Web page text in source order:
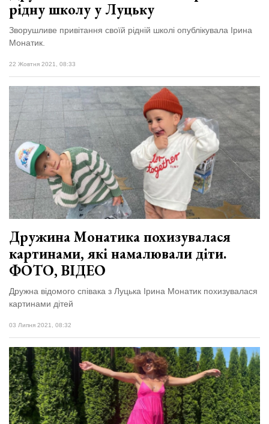
рідну школу у Луцьку
Зворушливе привітання своїй рідній школі опублікувала Ірина
Монатик.
22 Жовтня 2021, 08:33
Дружина Монатика похизувалася
картинами, які намалювали діти.
ФОТО, ВІДЕО
Дружна відомого співака з Луцька Ірина Монатик похизувалася
картинами дітей
03 Липня 2021, 08:32